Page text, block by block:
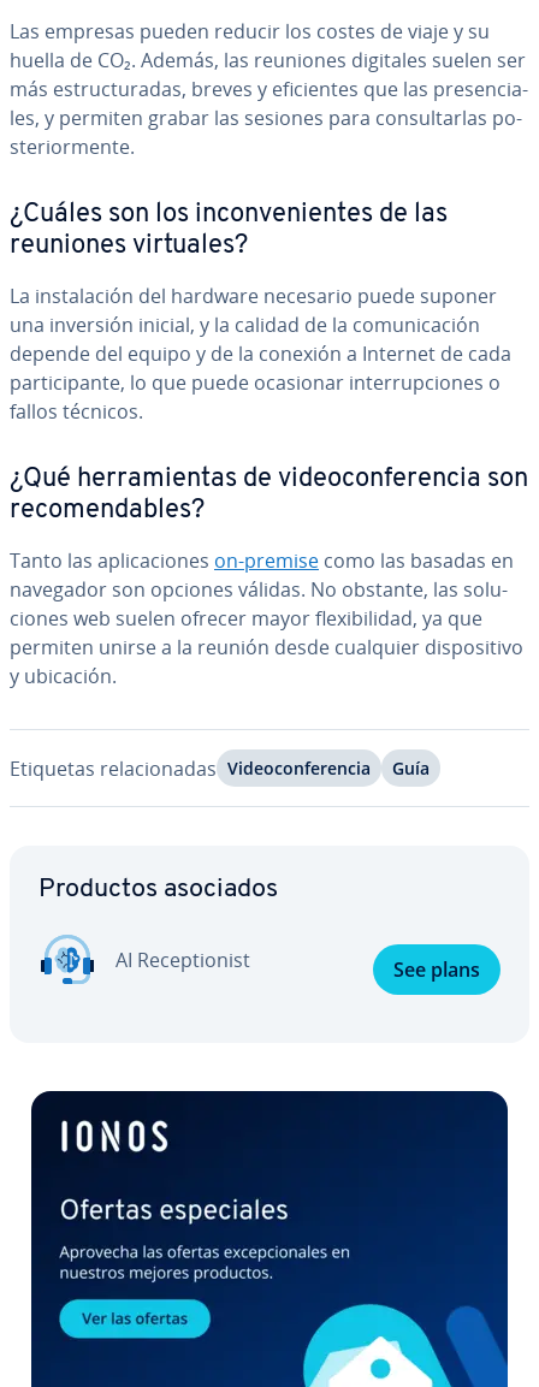
Las empresas pueden reducir los costes de viaje y su
huella de CO₂. Además, las reuniones digitales suelen ser
más es­tru­c­tu­ra­das, breves y efi­cie­n­tes que las pre­se­n­cia­
les, y permiten grabar las sesiones para co­n­su­l­tar­las po­
s­te­rio­r­me­n­te.
¿Cuáles son los in­co­n­ve­nie­n­tes de las
reuniones virtuales?
La in­s­ta­la­ción del hardware necesario puede suponer
una inversión inicial, y la calidad de la co­mu­ni­ca­ción
depende del equipo y de la conexión a Internet de cada
pa­r­ti­ci­pa­n­te, lo que puede ocasionar in­te­rru­p­cio­nes o
fallos técnicos.
¿Qué he­rra­mie­n­tas de vi­deo­co­n­fe­re­n­cia son
re­co­me­n­da­bles?
Tanto las apli­ca­cio­nes on-premise como las basadas en
navegador son opciones válidas. No obstante, las so­lu­
cio­nes web suelen ofrecer mayor fle­xi­bi­li­dad, ya que
permiten unirse a la reunión desde cualquier di­s­po­si­ti­vo
y ubicación.
Etiquetas re­la­cio­na­das Vi­deo­co­n­fe­re­n­cia Guía
Productos asociados
AI Re­ce­p­tio­ni­st See plans